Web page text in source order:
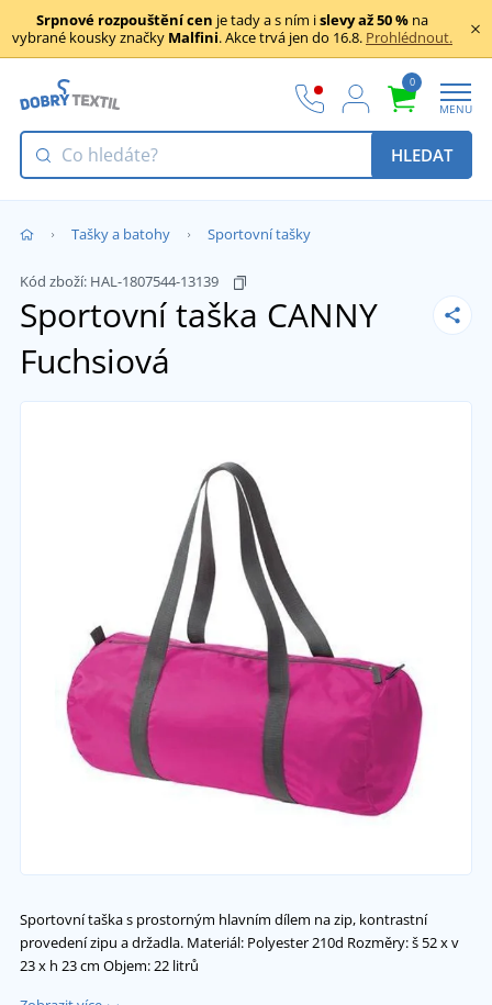
Srpnové rozpouštění cen je tady a s ním islevy až 50 % na
vybrané kousky značky Malfini. Akce trvá jen do 16.8. Prohlédnout.
0
MENU
HLEDAT
Tašky a batohy Sportovní tašky
Kód zboží: HAL-1807544-13139
Sportovní taška CANNY
Fuchsiová
Sportovní taška s prostorným hlavním dílem na zip, kontrastní
provedení zipu a držadla. Materiál: Polyester 210d Rozměry: š 52 x v
23 x h 23 cm Objem: 22 litrů